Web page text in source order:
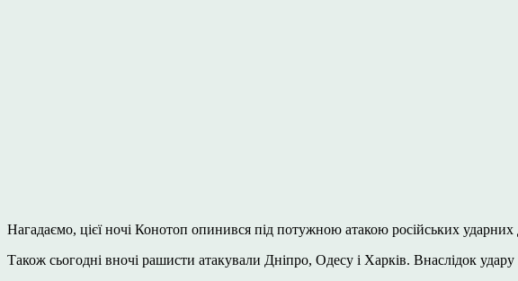
Нагадаємо, цієї ночі Конотоп опинився під потужною атакою російських
Також сьогодні вночі рашисти атакували Дніпро, Одесу і Харків. Внаслідок